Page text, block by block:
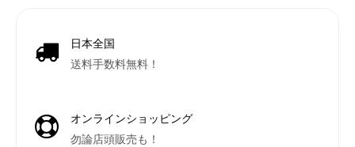
日本全国
送料手数料無料！
オンラインショッピング
勿論店頭販売も！